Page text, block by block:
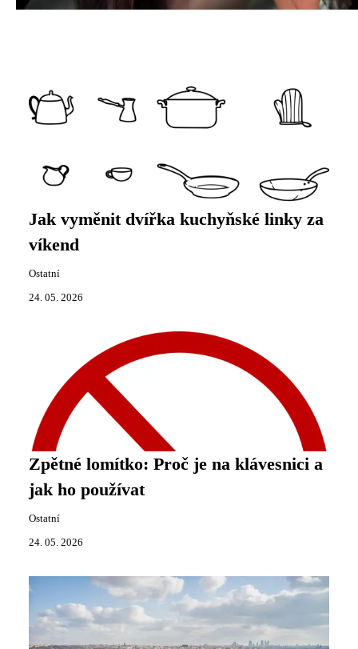
Jak vyměnit dvířka kuchyňské linky za
víkend
Ostatní
24. 05. 2026
Zpětné lomítko: Proč je na klávesnici a
jak ho používat
Ostatní
24. 05. 2026